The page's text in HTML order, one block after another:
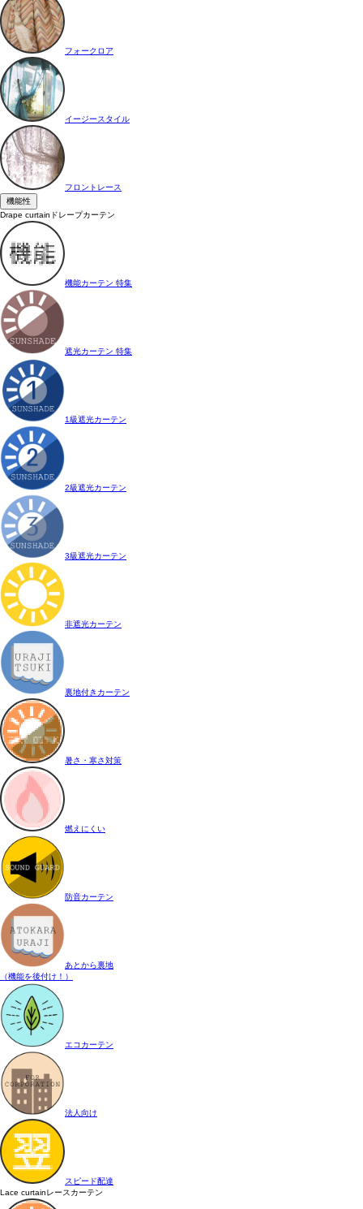
フォークロア
イージースタイル
フロントレース
機能性
Drape curtain ドレープカーテン
機能カーテン 特集
遮光カーテン 特集
1級遮光カーテン
2級遮光カーテン
3級遮光カーテン
非遮光カーテン
裏地付きカーテン
暑さ・寒さ対策
燃えにくい
防音カーテン
あとから裏地
（機能を後付け！）
エコカーテン
法人向け
スピード配達
Lace curtainレースカーテン